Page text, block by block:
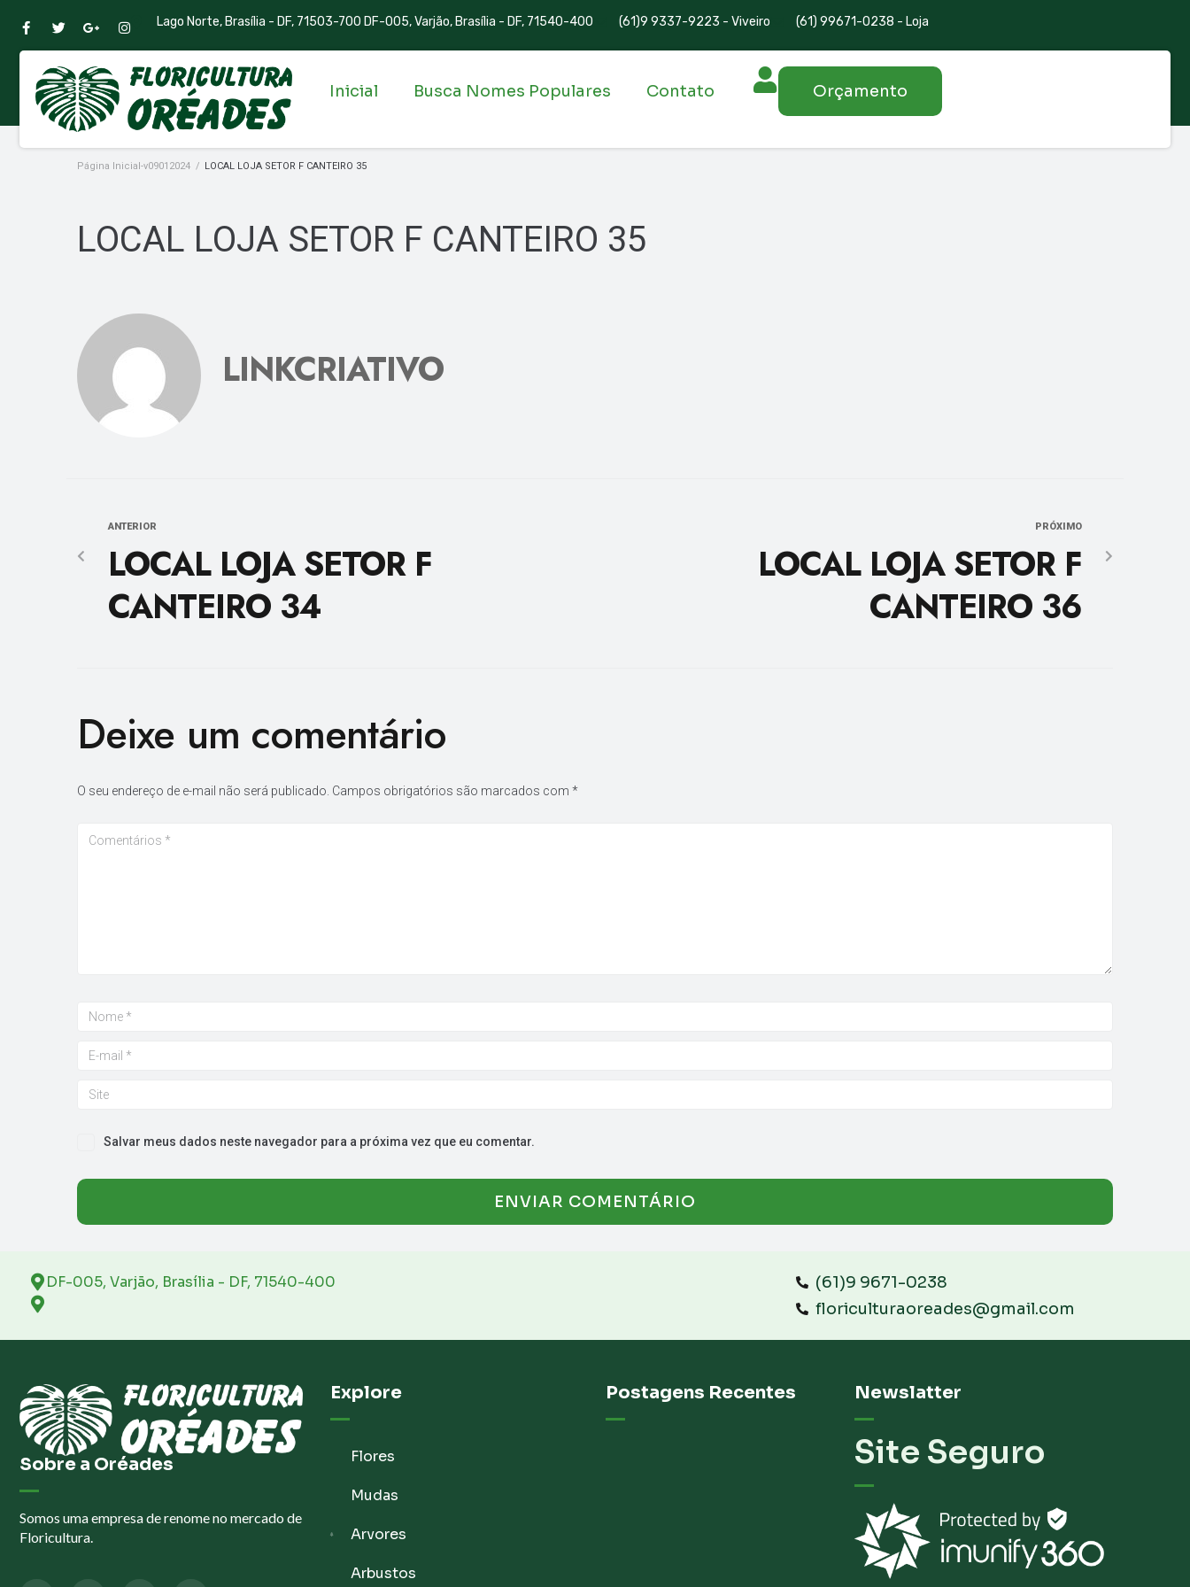
Lago Norte, Brasília - DF, 71503-700 DF-005, Varjão, Brasília - DF, 71540-400 (61)9 9337-9223 - Viveiro (61) 99671-0238 - Loja
Inicial Busca Nomes Populares Contato Orçamento
Página Inicial-v09012024 / LOCAL LOJA SETOR F CANTEIRO 35
LOCAL LOJA SETOR F CANTEIRO 35
LINKCRIATIVO
ANTERIOR
LOCAL LOJA SETOR F
CANTEIRO 34
PRÓXIMO
LOCAL LOJA SETOR F
CANTEIRO 36
Deixe um comentário
O seu endereço de e-mail não será publicado. Campos obrigatórios são marcados com *
Salvar meus dados neste navegador para a próxima vez que eu comentar.
DF-005, Varjão, Brasília - DF, 71540-400
(61)9 9671-0238
floriculturaoreades@gmail.com
Sobre a Oréades
Somos uma empresa de renome no mercado de
Floricultura.
Explore
Flores
Mudas
Arvores
Arbustos
Postagens Recentes Newslatter
Site Seguro